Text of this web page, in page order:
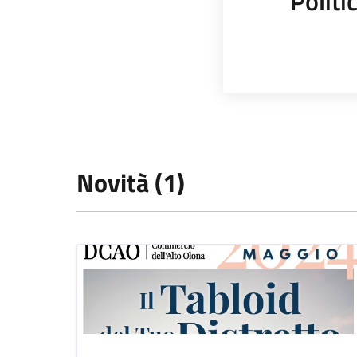
Novità (1)